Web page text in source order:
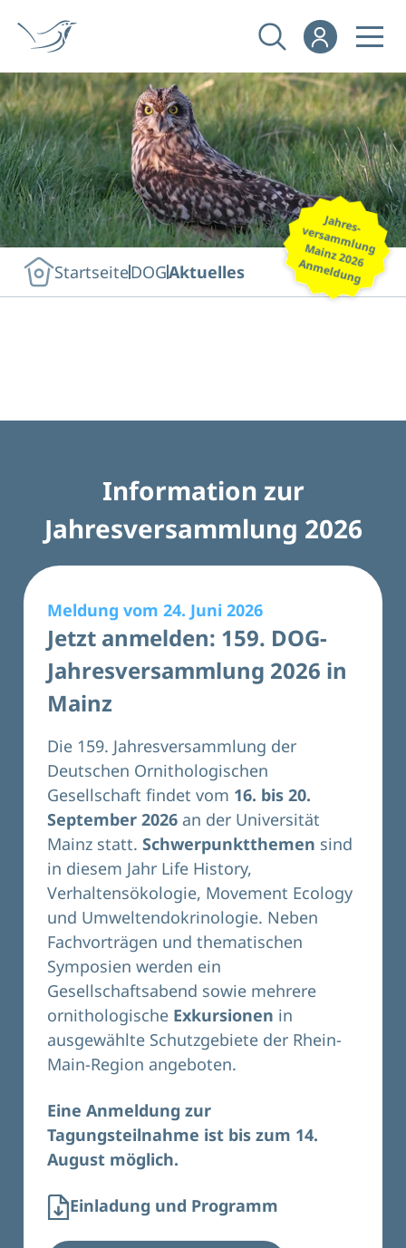
Jahres-
versammlung
Mainz 2026
Anmeldung
StartseiteDOGAktuelles
Information zur
Jahresversammlung 2026
Meldung vom 24. Juni 2026
Jetzt anmelden: 159. DOG-
Jahresversammlung 2026 in
Mainz
Die 159. Jahresversammlung der
Deutschen Ornithologischen
Gesellschaft findet vom 16. bis 20.
September 2026 an der Universität
Mainz statt. Schwerpunktthemen sind
in diesem Jahr Life History,
Verhaltensökologie, Movement Ecology
und Umweltendokrinologie. Neben
Fachvorträgen und thematischen
Symposien werden ein
Gesellschaftsabend sowie mehrere
ornithologische Exkursionen in
ausgewählte Schutzgebiete der Rhein-
Main-Region angeboten.
Eine Anmeldung zur
Tagungsteilnahme ist bis zum 14.
August möglich.
Einladung und Programm